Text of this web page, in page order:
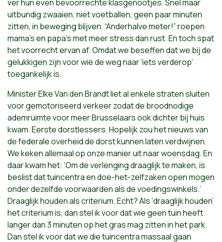
ver hun even bevoorrechte klasgenootjes. Snel maar
uitbundig zwaaien, niet voetballen, geen paar minuten
zitten, in beweging blijven. “Anderhalve meter!” roepen
mama’s en papa’s met meer stress dan rust. En toch spat
het voorrecht ervan af. Omdat we beseffen dat we bij de
gelukkigen zijn voor wie de weg naar ‘iets verderop’
toegankelijk is.
Minister Elke Van den Brandt liet al enkele straten sluiten
voor gemotoriseerd verkeer zodat de broodnodige
ademruimte voor meer Brusselaars ook dichter bij huis
kwam. Eerste dorstlessers. Hopelijk zou het nieuws van
de federale overheid de dorst kunnen laten verdwijnen.
We keken allemaal op onze manier uit naar woensdag. En
daar kwam het: ‘Om de verlenging draaglijk te maken, is
beslist dat tuincentra en doe-het-zelfzaken open mogen
onder dezelfde voorwaarden als de voedingswinkels.’
Draaglijk houden als criterium. Echt? Als ‘draaglijk houden’
het criterium is, dan stel ik voor dat wie geen tuin heeft
langer dan 3 minuten op het gras mag zitten in het park.
Dan stel ik voor dat we die tuincentra massaal gaan